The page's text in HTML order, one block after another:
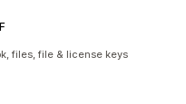
files, file & license keys